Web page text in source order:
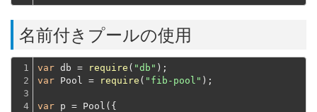
名前付きプールの使用
1
2
3
4
var db = require ( "db"
var Pool = require ( "fib-pool" );
var p = Pool({